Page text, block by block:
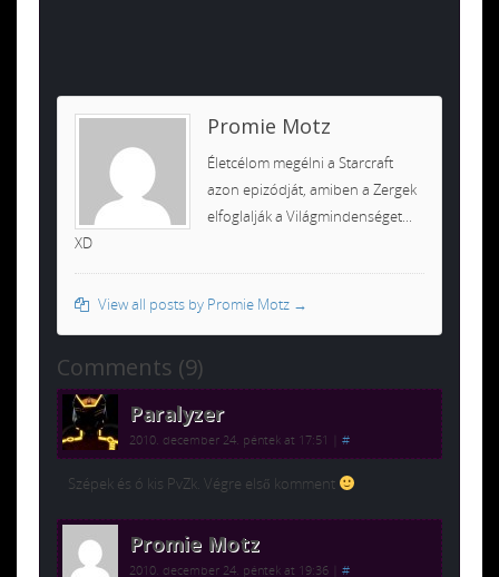
Promie Motz
Életcélom megélni a Starcraft
azon epizódját, amiben a Zergek
elfoglalják a Világmindenséget...
XD
View all posts by Promie Motz →
Comments (9)
Paralyzer
2010. december 24. péntek at 17:51 #
Szépek és ó kis PvZk. Végre első komment
Promie Motz
2010. december 24. péntek at 19:36 #